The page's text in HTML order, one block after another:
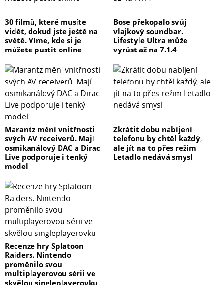
30 filmů, které musíte
vidět, dokud jste ještě na
světě. Víme, kde si je
můžete pustit online
Bose překopalo svůj
vlajkový soundbar.
Lifestyle Ultra může
vyrůst až na 7.1.4
Marantz mění vnitřnosti
svých AV receiverů. Mají
osmikanálový DAC a Dirac
Live podporuje i tenký
model
Zkrátit dobu nabíjení
telefonu by chtěl každý,
ale jít na to přes režim
Letadlo nedává smysl
Recenze hry Splatoon
Raiders. Nintendo
proměnilo svou
multiplayerovou sérii ve
skvělou singleplayerovku